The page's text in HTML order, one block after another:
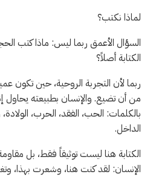
لماذا نكتب؟
السؤال الأعمق ربما ليس: ماذا كتب
الكتابة أصلاً؟
ربما لأن التجربة الروحية، حين تكون
من أن تضيع. والإنسان بطبيعته يحاول
بالكلمات: الحب، الفقد، الحرب،
الداخل.
الكتابة هنا ليست توثيقاً فقط، بل
الإنسان: لقد كنت هنا، وشعرت بهذا،